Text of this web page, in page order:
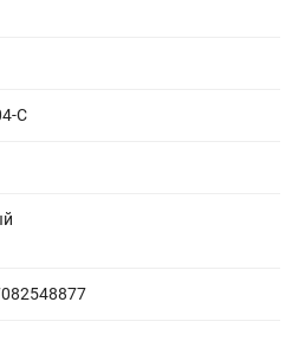
C